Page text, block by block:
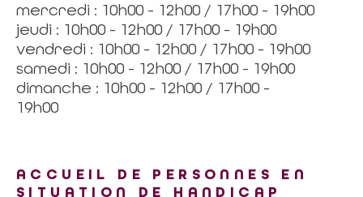
mercredi : 10h00 - 12h00 / 17h00 - 19h00
jeudi : 10h00 - 12h00 / 17h00 - 19h00
vendredi : 10h00 - 12h00 / 17h00 - 19h00
samedi : 10h00 - 12h00 / 17h00 - 19h00
dimanche : 10h00 - 12h00 / 17h00 -
19h00
ACCUEIL DE PERSONNES EN
SITUATION DE HANDICAP